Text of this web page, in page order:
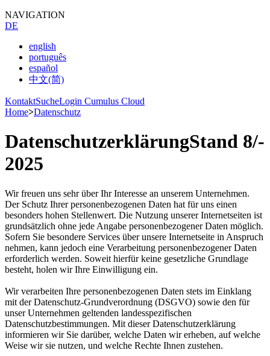
NAVIGATION
DE
english
português
español
中文(简)
KontaktSucheLogin Cumulus Cloud
Home>Datenschutz
DatenschutzerklärungStand 8/­
2025
Wir freuen uns sehr über Ihr Interesse an unserem Unternehmen.
Der Schutz Ihrer personenbezogenen Daten hat für uns einen
besonders hohen Stellenwert. Die Nutzung unserer Internetseiten ist
grundsätzlich ohne jede Angabe personenbezogener Daten möglich.
Sofern Sie besondere Services über unsere Internetseite in Anspruch
nehmen, kann jedoch eine Verarbeitung personenbezogener Daten
erforderlich werden. Soweit hierfür keine gesetzliche Grundlage
besteht, holen wir Ihre Einwilligung ein.
Wir verarbeiten Ihre personenbezogenen Daten stets im Einklang
mit der Datenschutz-Grundverordnung (DSGVO) sowie den für
unser Unternehmen geltenden landesspezifischen
Datenschutzbestimmungen. Mit dieser Datenschutzerklärung
informieren wir Sie darüber, welche Daten wir erheben, auf welche
Weise wir sie nutzen, und welche Rechte Ihnen zustehen.